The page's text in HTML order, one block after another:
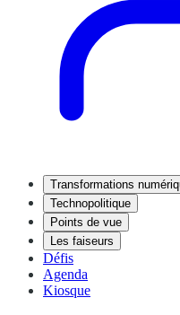
Transformations
Technopolitique
Points de vue
Les faiseurs
Défis
Agenda
Kiosque